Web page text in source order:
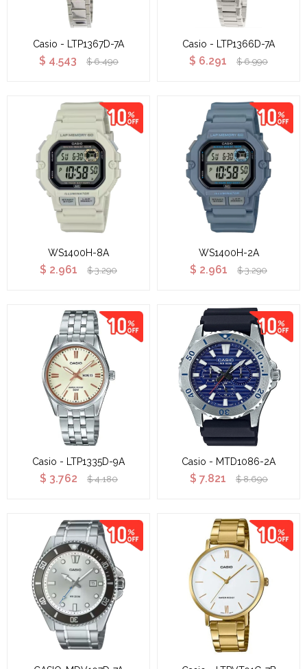
Casio - LTP1367D-7A
$ 4.543 $ 6.490
Casio - LTP1366D-7A
$ 6.291 $ 6.990
WS1400H-8A
$ 2.961 $ 3.290
WS1400H-2A
$ 2.961 $ 3.290
Casio - LTP1335D-9A
$ 3.762 $ 4.180
Casio - MTD1086-2A
$ 7.821 $ 8.690